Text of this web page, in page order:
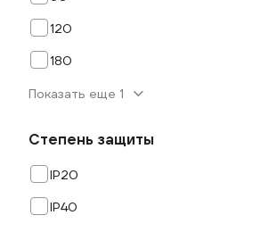
120
180
Показать еще 1
Степень защиты
IP20
IP40